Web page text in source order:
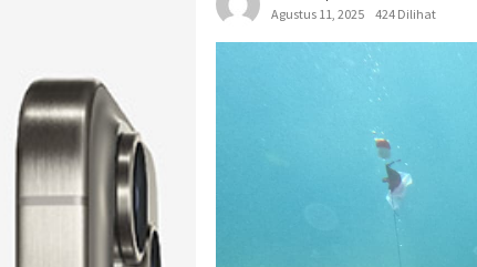
Agustus 11, 2025
424 Dilihat